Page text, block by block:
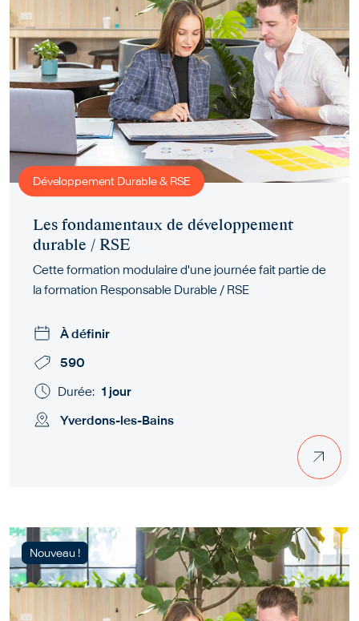
Développement Durable & RSE
Les fondamentaux de développement
durable / RSE
Cette formation modulaire d'une journée fait partie de
la formation Responsable Durable / RSE
À définir
590
Durée: 1 jour
Yverdons-les-Bains
Nouveau !